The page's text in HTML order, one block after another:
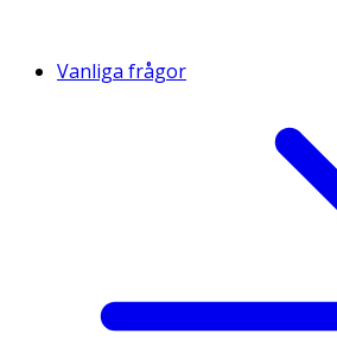
Vanliga frågor